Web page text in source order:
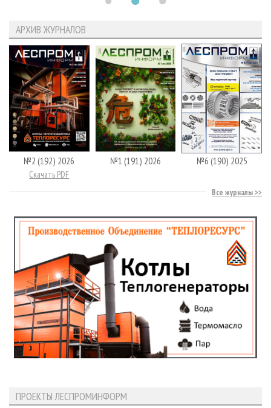
АРХИВ ЖУРНАЛОВ
№2 (192) 2026
Скачать PDF
№1 (191) 2026 №6 (190) 2025
Все журналы
ПРОЕКТЫ ЛЕСПРОМИНФОРМ